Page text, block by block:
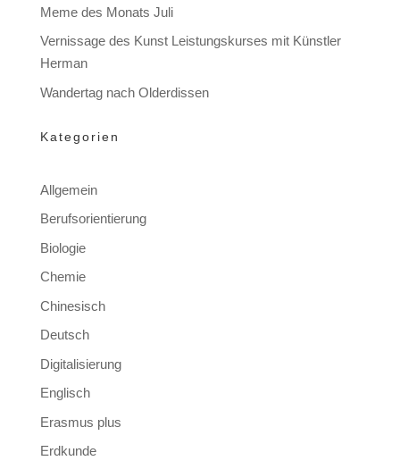
Meme des Monats Juli
Vernissage des Kunst Leistungskurses mit Künstler
Herman
Wandertag nach Olderdissen
Kategorien
Allgemein
Berufsorientierung
Biologie
Chemie
Chinesisch
Deutsch
Digitalisierung
Englisch
Erasmus plus
Erdkunde